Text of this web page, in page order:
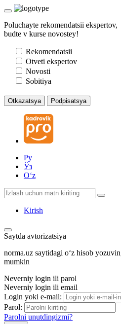
Poluchayte rekomendatsii ekspertov,
budte v kurse novostey!
Rekomendatsii
Otveti ekspertov
Novosti
Sobitiya
Otkazatsya Podpisatsya
Ру
Ўз
Oʻz
Kirish
Saytda avtorizatsiya
norma.uz saytidagi oʻz hisob
mumkin
Neverniy login ili parol
Neverniy login ili email
Login yoki e-mail:
Parol:
Parolni unutdingizmi?